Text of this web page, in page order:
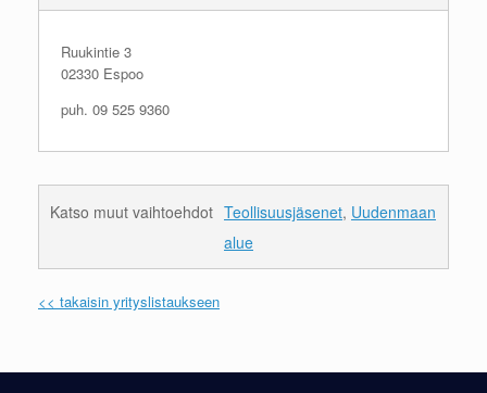
Ruukintie 3
02330 Espoo
puh. 09 525 9360
Katso muut vaihtoehdot Teollisuusjäsenet, Uudenmaan
alue
<< takaisin yrityslistaukseen